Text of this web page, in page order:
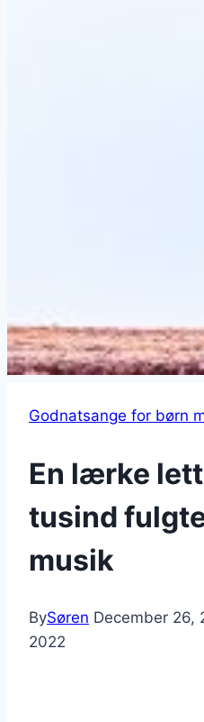
Godnatsange for børn
En lærke
tusind
musik
BySøren December 26,
2022